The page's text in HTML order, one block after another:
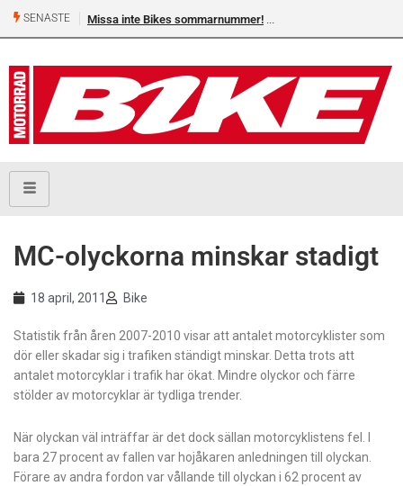
SENASTE Missa inte Bikes sommarnummer!
MC-olyckorna minskar stadigt
18 april, 2011 Bike
Statistik från åren 2007-2010 visar att antalet motorcyklister som
dör eller skadar sig i trafiken ständigt minskar. Detta trots att
antalet motorcyklar i trafik har ökat. Mindre olyckor och färre
stölder av motorcyklar är tydliga trender.
När olyckan väl inträffar är det dock sällan motorcyklistens fel. I
bara 27 procent av fallen var hojåkaren anledningen till olyckan.
Förare av andra fordon var vållande till olyckan i 62 procent av